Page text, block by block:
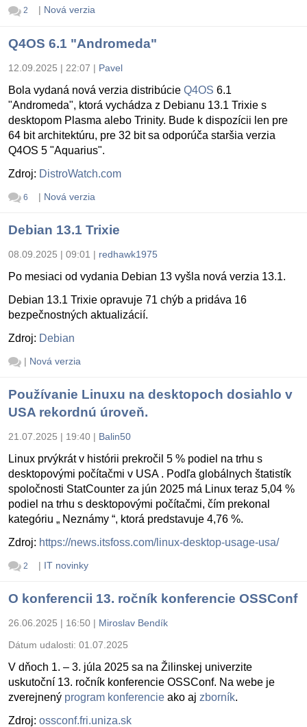
2 | Nová verzia
Q4OS 6.1 "Andromeda"
12.09.2025 | 22:07 | Pavel
Bola vydaná nová verzia distribúcie Q4OS 6.1
"Andromeda", ktorá vychádza z Debianu 13.1 Trixie s
desktopom Plasma alebo Trinity. Bude k dispozícii len pre
64 bit architektúru, pre 32 bit sa odporúča staršia verzia
Q4OS 5 "Aquarius".
Zdroj: DistroWatch.com
6 | Nová verzia
Debian 13.1 Trixie
08.09.2025 | 09:01 | redhawk1975
Po mesiaci od vydania Debian 13 vyšla nová verzia 13.1.
Debian 13.1 Trixie opravuje 71 chýb a pridáva 16
bezpečnostných aktualizácií.
Zdroj: Debian
| Nová verzia
Používanie Linuxu na desktopoch dosiahlo v
USA rekordnú úroveň.
21.07.2025 | 19:40 | Balin50
Linux prvýkrát v histórii prekročil 5 % podiel na trhu s
desktopovými počítačmi v USA . Podľa globálnych štatistík
spoločnosti StatCounter za jún 2025 má Linux teraz 5,04 %
podiel na trhu s desktopovými počítačmi, čím prekonal
kategóriu „ Neznámy “, ktorá predstavuje 4,76 %.
Zdroj: https://news.itsfoss.com/linux-desktop-usage-usa/
2 | IT novinky
O konferencii 13. ročník konferencie OSSConf
26.06.2025 | 16:50 | Miroslav Bendík
Dátum udalosti: 01.07.2025
V dňoch 1. – 3. júla 2025 sa na Žilinskej univerzite
uskutoční 13. ročník konferencie OSSConf. Na webe je
zverejnený program konferencie ako aj zborník.
Zdroj: ossconf.fri.uniza.sk